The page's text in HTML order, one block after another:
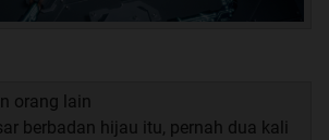
orang lain
berbadan hijau itu, pernah dua kali